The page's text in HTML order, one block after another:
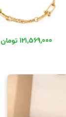
121,569,000 تومان